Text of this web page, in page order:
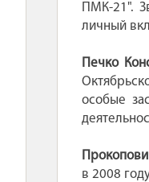
ПМК-21".
личный
Печко
особые
в 2008